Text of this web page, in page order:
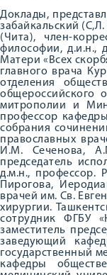
Доклады,
забайкальский
(Чита), член-
философии, д.и.н.,
Матери «Всех
главного врача
отделения
общероссийского
митрополии и
профессор
собрания
православных
И.М. Сеченова,
председатель
д.м.н., профессор.
Пирогова,
врачей им. Св.
хирургии.
сотрудник ФГБУ
заместитель
заведующий
государственный
кафедры